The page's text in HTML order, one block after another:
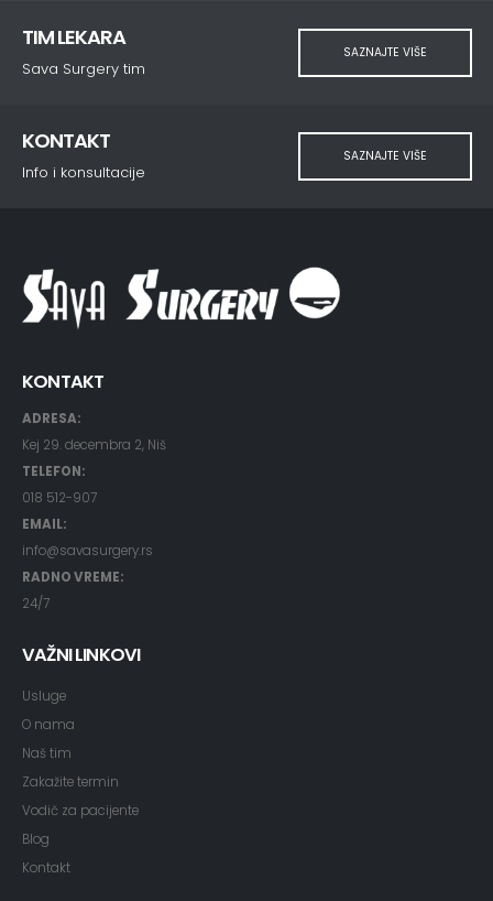
TIM LEKARA
Sava Surgery tim
SAZNAJTE VIŠE
KONTAKT
Info i konsultacije
SAZNAJTE VIŠE
KONTAKT
ADRESA:
Kej 29. decembra 2, Niš
TELEFON:
018 512-907
EMAIL:
info@savasurgery.rs
RADNO VREME:
24/7
VAŽNI LINKOVI
Usluge
O nama
Naš tim
Zakažite termin
Vodič za pacijente
Blog
Kontakt